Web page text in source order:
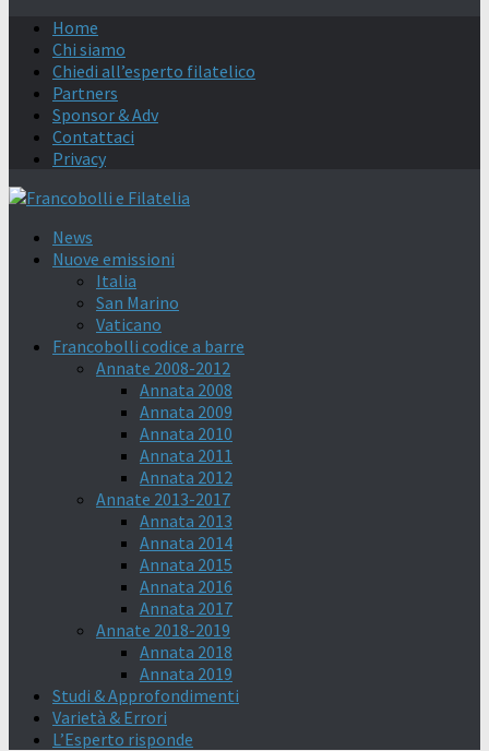
Home
Chi siamo
Chiedi all’esperto filatelico
Partners
Sponsor & Adv
Contattaci
Privacy
News
Nuove emissioni
Italia
San Marino
Vaticano
Francobolli codice a barre
Annate 2008-2012
Annata 2008
Annata 2009
Annata 2010
Annata 2011
Annata 2012
Annate 2013-2017
Annata 2013
Annata 2014
Annata 2015
Annata 2016
Annata 2017
Annate 2018-2019
Annata 2018
Annata 2019
Studi & Approfondimenti
Varietà & Errori
L’Esperto risponde